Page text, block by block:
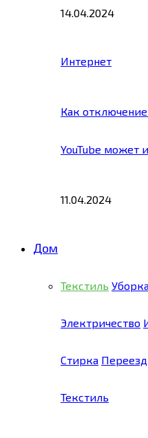
14.04.2024
Интернет
Как
YouTube может
11.04.2024
Дом
Текстиль
Электричество
Стирка Переезд
Текстиль